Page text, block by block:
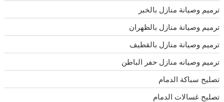
ترميم وصيانة منازل بالخبر
ترميم وصيانة منازل بالظهران
ترميم وصيانة منازل بالقطيف
ترميم وصيانه منازل حفر الباطن
تصليح سباكة الدمام
تصليح غسالات الدمام